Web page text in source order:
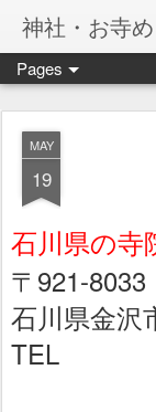
Pages
MAY
19
石川県の寺
〒921-8033
石川県金沢
TEL